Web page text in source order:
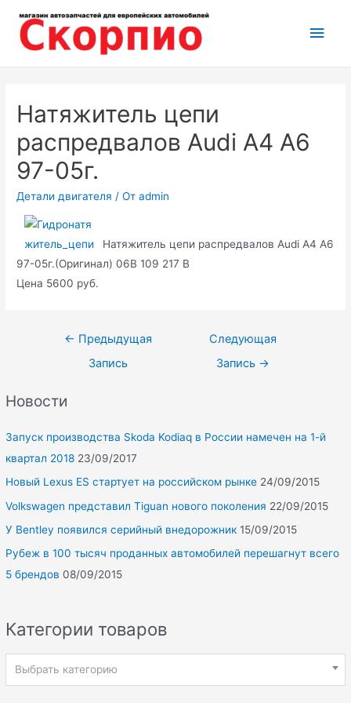
содержимому
Новости
Запуск производства Skoda Kodiaq в России намечен на 1-й
квартал 2018 23/09/2017
Новый Lexus ES стартует на российском рынке 24/09/2015
Volkswagen представил Tiguan нового поколения 22/09/2015
У Bentley появился серийный внедорожник 15/09/2015
Рубеж в 100 тысяч проданных автомобилей перешагнут всего
5 брендов 08/09/2015
Категории товаров
Выбрать категорию
Натяжитель цепи
распредвалов Audi A4 A6
97-05г.
Детали двигателя / От admin
Натяжитель цепи распредвалов Audi A4 A6
97-05г.(Оригинал) 06B 109 217 B
Цена 5600 руб.
Навигация
← Предыдущая
Запись
Следующая
Запись →